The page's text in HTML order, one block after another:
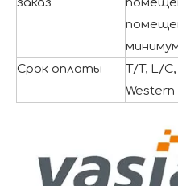
заказ
Срок оплаты
T/T, L/
Western